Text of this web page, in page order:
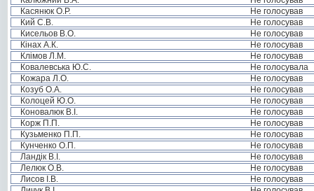
Касянюк О.Р.
Не голосував
Кий С.В.
Не голосував
Кисельов В.О.
Не голосував
Кінах А.К.
Не голосував
Клімов Л.М.
Не голосував
Ковалевська Ю.С.
Не голосувала
Кожара Л.О.
Не голосував
Козуб О.А.
Не голосував
Колоцей Ю.О.
Не голосував
Коновалюк В.І.
Не голосував
Корж П.П.
Не голосував
Кузьменко П.П.
Не голосував
Кунченко О.П.
Не голосував
Ландік В.І.
Не голосував
Лелюк О.В.
Не голосував
Лисов І.В.
Не голосував